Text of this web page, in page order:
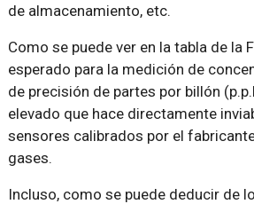
de almacenamiento, etc.
Como se puede ver en la tabla de la
esperado para la medición de
de precisión de partes por billón
elevado que hace directamente
sensores calibrados por el
gases.
Incluso, como se puede deducir de